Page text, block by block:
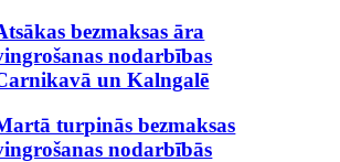
bezmaksas āra
nodarbības
un Kalngalē
turpinās bezmaksas
nodarbībās